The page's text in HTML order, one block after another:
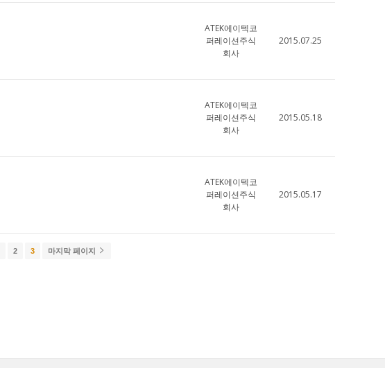
ATEK에이텍코
퍼레이션주식
회사
2015.07.25
ATEK에이텍코
퍼레이션주식
회사
2015.05.18
ATEK에이텍코
퍼레이션주식
회사
2015.05.17
2 3 마지막 페이지